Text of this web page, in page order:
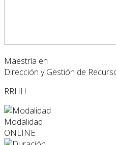
Maestría en
Dirección y Gestión de
RRHH
Modalidad
ONLINE